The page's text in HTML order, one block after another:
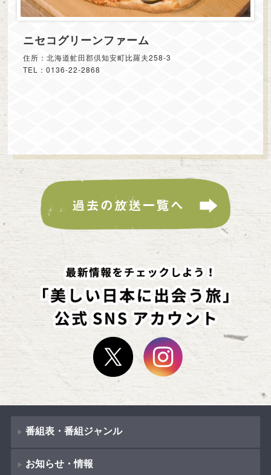
ニセコグリーンファーム
住所：北海道虻田郡倶知安町比羅夫258-3
TEL：0136-22-2868
番組表・番組ジャンル
番組表
お知らせ・情報